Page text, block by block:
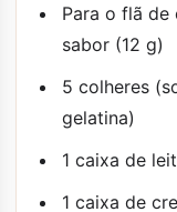
Para o flã de
sabor (12 g)
5 colheres
gelatina)
1 caixa de
1 caixa de